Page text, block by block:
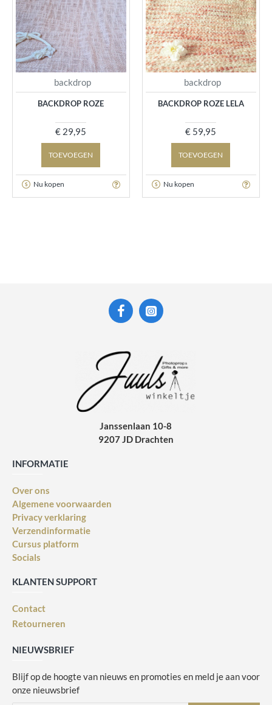
backdrop
BACKDROP ROZE
€ 29,95
TOEVOEGEN
Nu kopen
backdrop
BACKDROP ROZE LELA
€ 59,95
TOEVOEGEN
Nu kopen
Janssenlaan 10-8
9207 JD Drachten
INFORMATIE
Over ons
Algemene voorwaarden
Privacy verklaring
Verzendinformatie
Cursus platform
Socials
KLANTEN SUPPORT
Contact
Retourneren
NIEUWSBRIEF
Blijf op de hoogte van nieuws en promoties en meld je aan voor
onze nieuwsbrief